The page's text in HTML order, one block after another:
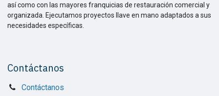
así como con las mayores franquicias de restauración comercial y
organizada. Ejecutamos proyectos llave en mano adaptados a sus
necesidades específicas.
Contáctanos
Contáctanos